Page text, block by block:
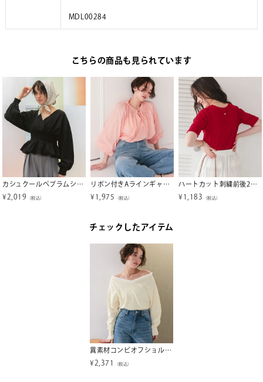
MDL00284
こちらの商品も見られています
カシュクールペプラムショートトップス
¥ 2,019 （税込）
リボン付きAラインギャザーブラウス
¥ 1,975 （税込）
ハートカット刺繍前後2wayハーフスリーブTシャツ【メール便可／100】
¥ 1,183 （税込）
チェックしたアイテム
異素材コンビオフショルダートップス
¥ 2,371 （税込）